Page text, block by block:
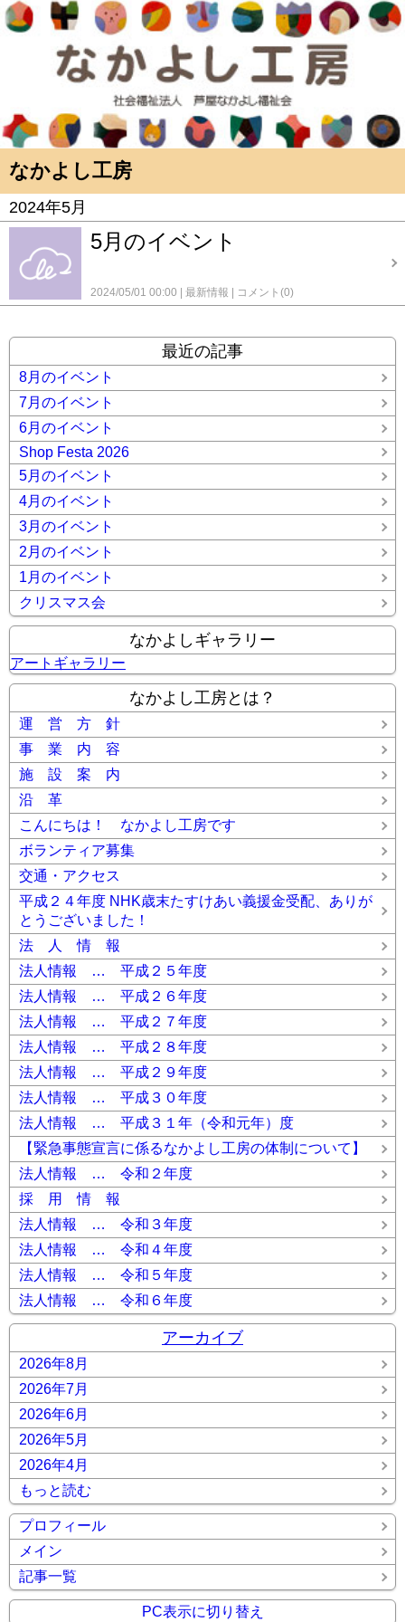
なかよし工房
2024年5月
5月のイベント
2024/05/01 00:00 最新情報 コメント(0)
最近の記事
8月のイベント
7月のイベント
6月のイベント
Shop Festa 2026
5月のイベント
4月のイベント
3月のイベント
2月のイベント
1月のイベント
クリスマス会
なかよしギャラリー
アートギャラリー
なかよし工房とは？
運 営 方 針
事 業 内 容
施 設 案 内
沿 革
こんにちは！ なかよし工房です
ボランティア募集
交通・アクセス
平成２４年度 NHK歳末たすけあい義援金受配、ありが
とうございました！
法 人 情 報
法人情報 … 平成２５年度
法人情報 … 平成２６年度
法人情報 … 平成２７年度
法人情報 … 平成２８年度
法人情報 … 平成２９年度
法人情報 … 平成３０年度
法人情報 … 平成３１年（令和元年）度
【緊急事態宣言に係るなかよし工房の体制について】
法人情報 … 令和２年度
採 用 情 報
法人情報 … 令和３年度
法人情報 … 令和４年度
法人情報 … 令和５年度
法人情報 … 令和６年度
アーカイブ
2026年8月
2026年7月
2026年6月
2026年5月
2026年4月
もっと読む
プロフィール
メイン
記事一覧
PC表示に切り替え